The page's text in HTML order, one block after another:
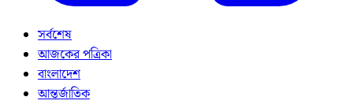
সর্বশেষ
আজকের পত্রিকা
বাংলাদেশ
আন্তর্জাতিক